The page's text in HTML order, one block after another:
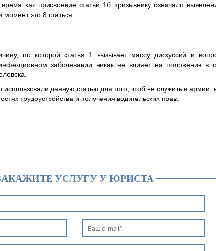
как присвоение статьи 1б призывнику означало
это 8 статься.
по которой статья 1 вызывает массу дискуссий и
заболевании никак не влияет на положение в
использовали данную статью для того, чтоб не служить в
трудоустройства и получения водительских прав.
УСЛУГУ У ЮРИСТА